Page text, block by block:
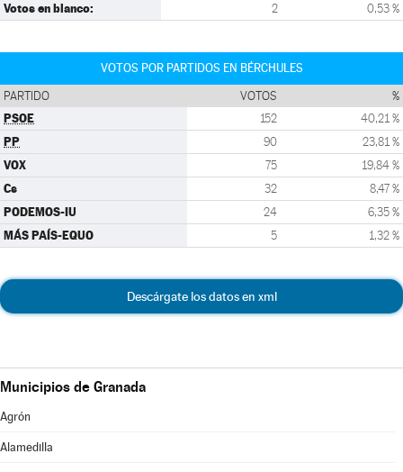
Votos en blanco: 2 0,53 %
VOTOS POR PARTIDOS EN BÉRCHULES
PARTIDO VOTOS %
PSOE 152 40,21 %
PP 90 23,81 %
VOX 75 19,84 %
Cs 32 8,47 %
PODEMOS-IU 24 6,35 %
MÁS PAÍS-EQUO 5 1,32 %
Descárgate los datos en xml
Municipios de Granada
Agrón
Alamedilla